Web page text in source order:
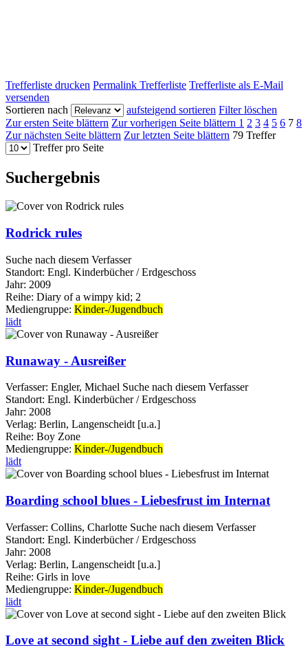
Trefferliste drucken Permalink Trefferliste Trefferliste als E-Mail
versenden
Sortieren nach
aufsteigend sortieren Filter löschen
Zur ersten Seite blättern Zur vorherigen Seite blättern 1 2 3 4 5 6 7 8
Zur nächsten Seite blättern Zur letzten Seite blättern 79 Treffer
Treffer pro Seite
Suchergebnis
Rodrick rules
Suche nach diesem Verfasser
Standort: Engl. Kinderbücher / Erdgeschoss
Jahr: 2009
Reihe: Diary of a wimpy kid; 2
Mediengruppe: Kinder-/Jugendbuch
lädt
Runaway - Ausreißer
Verfasser: Engler, Michael Suche nach diesem Verfasser
Standort: Engl. Kinderbücher / Erdgeschoss
Jahr: 2008
Verlag: Berlin, Langenscheidt [u.a.]
Reihe: Boy Zone
Mediengruppe: Kinder-/Jugendbuch
lädt
Boarding school blues - Liebesfrust im Internat
Verfasser: Collins, Charlotte Suche nach diesem Verfasser
Standort: Engl. Kinderbücher / Erdgeschoss
Jahr: 2008
Verlag: Berlin, Langenscheidt [u.a.]
Reihe: Girls in love
Mediengruppe: Kinder-/Jugendbuch
lädt
Love at second sight - Liebe auf den zweiten Blick